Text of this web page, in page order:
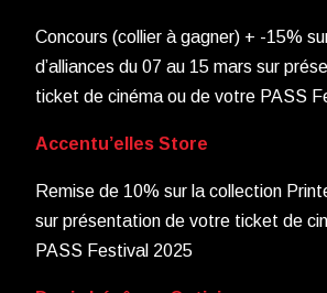
Concours (collier à gagner) + -15%
d’alliances du 07 au 15 mars sur
ticket de cinéma ou de votre PASS
Accentu’elles Store
Remise de 10% sur la collection
sur présentation de votre ticket de
PASS Festival 2025